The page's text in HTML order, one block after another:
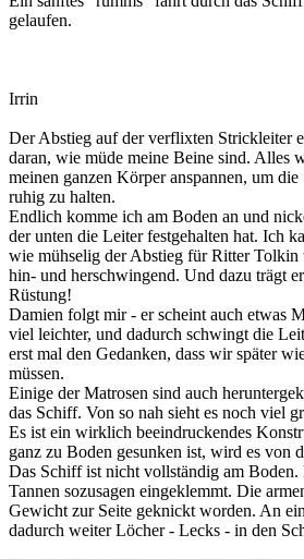
gelaufen.
Irrin
Der Abstieg auf der verflixten Strickleiter
daran, wie müde meine Beine sind. Alles
meinen ganzen Körper anspannen, um die
ruhig zu halten.
Endlich komme ich am Boden an und
der unten die Leiter festgehalten hat. Ich
wie mühselig der Abstieg für Ritter
hin- und herschwingend. Und dazu trägt
Rüstung!
Damien folgt mir - er scheint auch etwas
viel leichter, und dadurch schwingt die
erst mal den Gedanken, dass wir später
müssen.
Einige der Matrosen sind auch
das Schiff. Von so nah sieht es noch viel
Es ist ein wirklich beeindruckendes
ganz zu Boden gesunken ist, wird es von
Das Schiff ist nicht vollständig am Boden.
Tannen sozusagen eingeklemmt. Die
Gewicht zur Seite geknickt worden. An
dadurch weiter Löcher - Lecks - in den